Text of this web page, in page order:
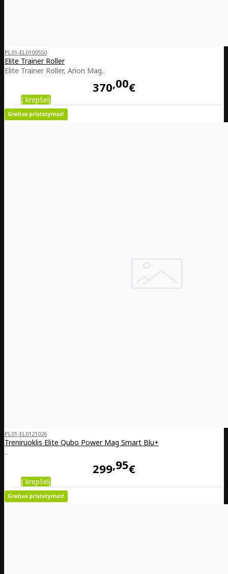
PL01-EL0100550
Elite Trainer Roller
Elite Trainer Roller, Arion Mag..
370 00€
Į krepšelį
PL01-EL0121026
Treniruoklis Elite Qubo Power Mag Smart Blu+
..
299 95€
Į krepšelį